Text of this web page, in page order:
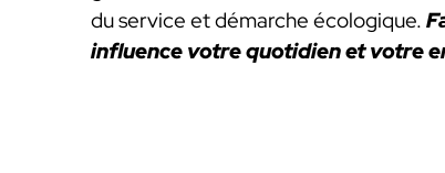
du service et démarche écologique.
influence votre quotidien et votre